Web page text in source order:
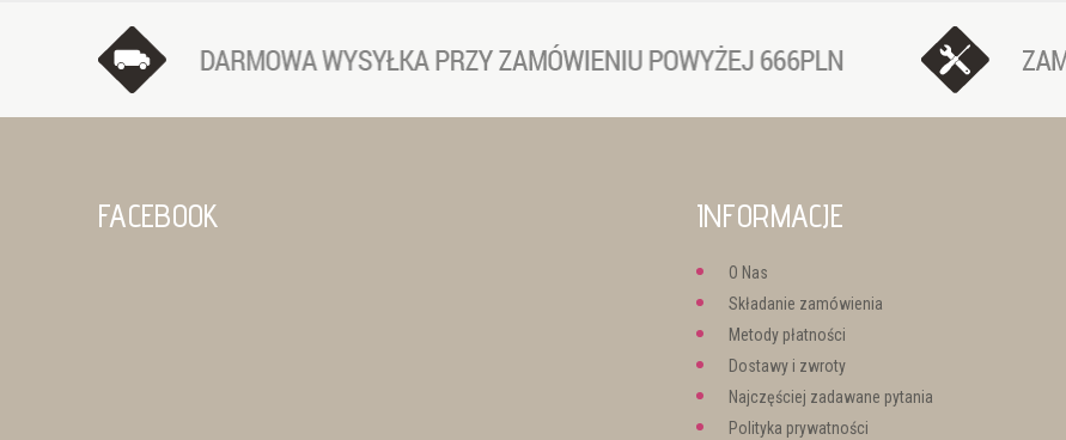
FACEBOOK INFORMACJE
O Nas
Składanie zamówienia
Metody płatności
Dostawy i zwroty
Najczęściej zadawane pytania
Polityka prywatności